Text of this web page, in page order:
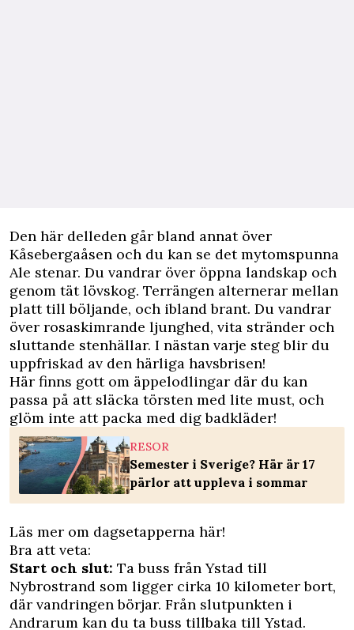
Den här delleden går bland annat över
Kåsebergaåsen och du kan se det mytomspunna
Ale stenar. Du vandrar över öppna landskap och
genom tät lövskog. Terrängen alternerar mellan
platt till böljande, och ibland brant. Du vandrar
över rosaskimrande ljunghed, vita stränder och
sluttande stenhällar. I nästan varje steg blir du
uppfriskad av den härliga havsbrisen!
Här finns gott om äppelodlingar där du kan
passa på att släcka törsten med lite must, och
glöm inte att packa med dig badkläder!
RESOR
Semester i Sverige? Här är 17
pärlor att uppleva i sommar
Läs mer om dagsetapperna här!
Bra att veta:
Start och slut: Ta buss från Ystad till
Nybrostrand som ligger cirka 10 kilometer bort,
där vandringen börjar. Från slutpunkten i
Andrarum kan du ta buss tillbaka till Ystad.